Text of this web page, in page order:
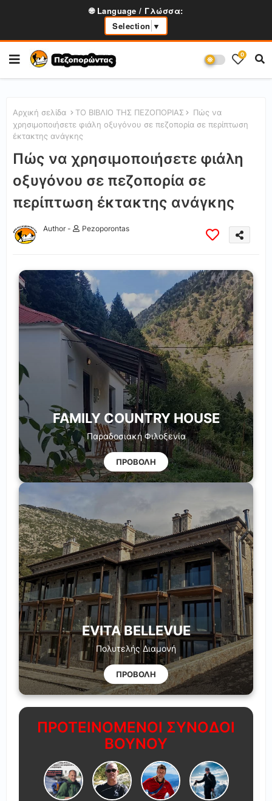
🌐 Language / Γλώσσα:
Selection ▼
0
Αρχική σελίδα ΤΟ ΒΙΒΛΙΟ ΤΗΣ ΠΕΖΟΠΟΡΙΑΣ
Πώς να
χρησιμοποιήσετε φιάλη οξυγόνου σε πεζοπορία σε περίπτωση
έκτακτης ανάγκης
Πώς να χρησιμοποιήσετε φιάλη
οξυγόνου σε πεζοπορία σε
περίπτωση έκτακτης ανάγκης
Author - Pezoporontas
FAMILY COUNTRY HOUSE
Παραδοσιακή Φιλοξενία
ΠΡΟΒΟΛΗ
EVITA BELLEVUE
Πολυτελής Διαμονή
ΠΡΟΒΟΛΗ
ΠΡΟΤΕΙΝΟΜΕΝΟΙ ΣΥΝΟΔΟΙ
ΒΟΥΝΟΥ